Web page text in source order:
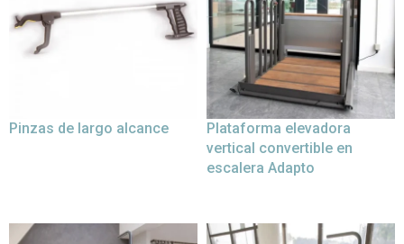
Pinzas de largo alcance
Plataforma elevadora
vertical convertible en
escalera Adapto